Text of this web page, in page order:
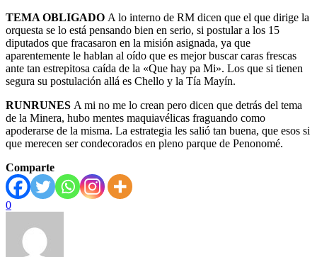
TEMA OBLIGADO A lo interno de RM dicen que el que dirige la
orquesta se lo está pensando bien en serio, si postular a los 15
diputados que fracasaron en la misión asignada, ya que
aparentemente le hablan al oído que es mejor buscar caras frescas
ante tan estrepitosa caída de la «Que hay pa Mi». Los que si tienen
segura su postulación allá es Chello y la Tía Mayín.
RUNRUNES A mi no me lo crean pero dicen que detrás del tema
de la Minera, hubo mentes maquiavélicas fraguando como
apoderarse de la misma. La estrategia les salió tan buena, que esos si
que merecen ser condecorados en pleno parque de Penonomé.
Comparte
0